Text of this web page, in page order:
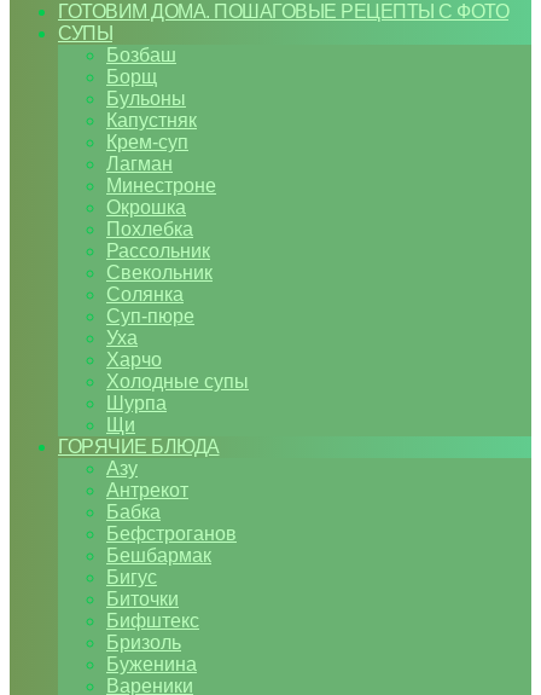
ГОТОВИМ ДОМА. ПОШАГОВЫЕ РЕЦЕПТЫ С ФОТО
СУПЫ
Бозбаш
Борщ
Бульоны
Капустняк
Крем-суп
Лагман
Минестроне
Окрошка
Похлебка
Рассольник
Свекольник
Солянка
Суп-пюре
Уха
Харчо
Холодные супы
Шурпа
Щи
ГОРЯЧИЕ БЛЮДА
Азу
Антрекот
Бабка
Бефстроганов
Бешбармак
Бигус
Биточки
Бифштекс
Бризоль
Буженина
Вареники